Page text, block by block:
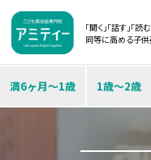
「聞く」「話す」「
同等に高める子供
満6ヶ月～1歳 1歳～2歳